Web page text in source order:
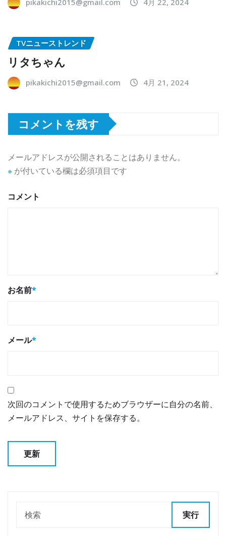
pikakichi2015@gmail.com 4月 22, 2024
TVニューストレンド
リタちゃん
pikakichi2015@gmail.com 4月 21, 2024
コメントを残す
メールアドレスが公開されることはありません。
※ が付いている欄は必須項目です
コメント
お名前*
メール*
次回のコメントで使用するためブラウザーに自分の名前、
メールアドレス、サイトを保存する。
実行